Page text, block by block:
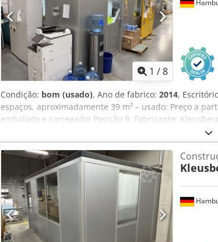
1 /8
Condição: bom (usado), Ano de fabrico: 2014,
espaços, aproximadamente 39 m² – usado: Preço a
embalado e carregado! Posição 9: Fabricante:
fabricação: desconhecido, provavelmente 2014
100 kg Csdpfozqzxtjx Amuerf Largura do módulo:
aproximadamente 9,30 m (9 módulos) Profundidade:
aproximadamente 2,96 m 1 porta Todos os escritórios
lados está encostado na parede do armazém Inclui
móveis, etc. Estado: bom Disponível: a partir de
Hamburgo